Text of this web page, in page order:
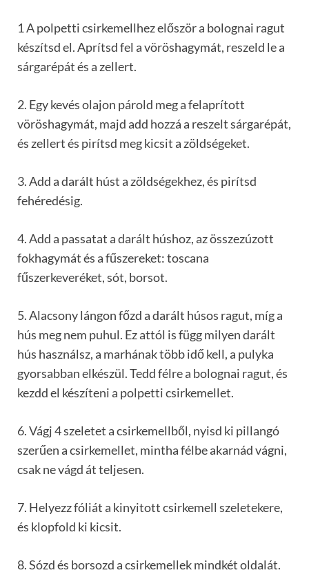
1 A polpetti csirkemellhez először a bolognai ragut
készítsd el. Aprítsd fel a vöröshagymát, reszeld le a
sárgarépát és a zellert.
2. Egy kevés olajon párold meg a felaprított
vöröshagymát, majd add hozzá a reszelt sárgarépát,
és zellert és pirítsd meg kicsit a zöldségeket.
3. Add a darált húst a zöldségekhez, és pirítsd
fehéredésig.
4. Add a passatat a darált húshoz, az összezúzott
fokhagymát és a fűszereket: toscana
fűszerkeveréket, sót, borsot.
5. Alacsony lángon főzd a darált húsos ragut, míg a
hús meg nem puhul. Ez attól is függ milyen darált
hús használsz, a marhának több idő kell, a pulyka
gyorsabban elkészül. Tedd félre a bolognai ragut, és
kezdd el készíteni a polpetti csirkemellet.
6. Vágj 4 szeletet a csirkemellből, nyisd ki pillangó
szerűen a csirkemellet, mintha félbe akarnád vágni,
csak ne vágd át teljesen.
7. Helyezz fóliát a kinyitott csirkemell szeletekere,
és klopfold ki kicsit.
8. Sózd és borsozd a csirkemellek mindkét oldalát.